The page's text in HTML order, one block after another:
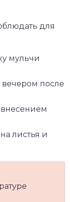
для
мульчи
вечером после
внесением
листья и